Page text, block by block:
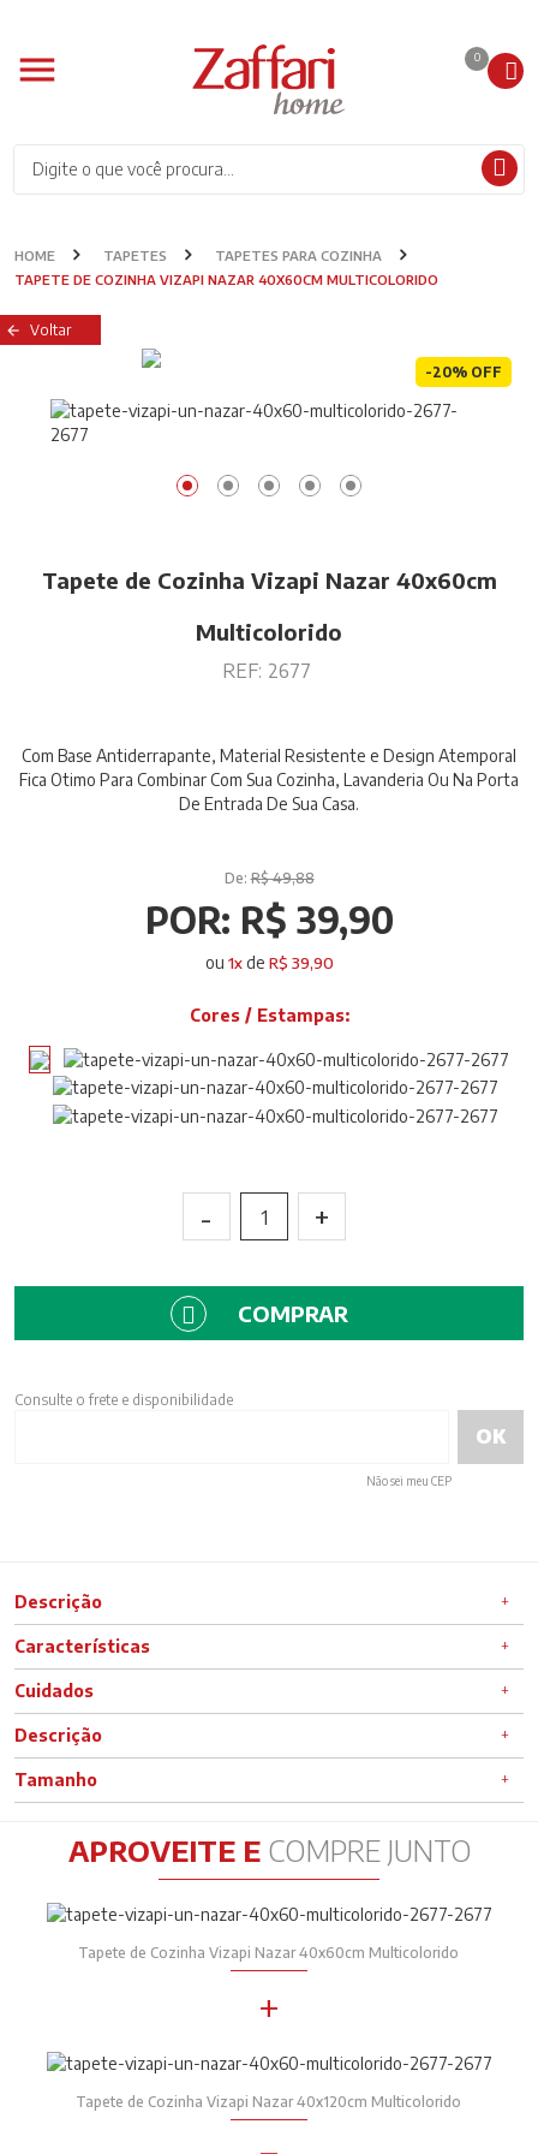
0
HOME TAPETES
TAPETES PARA COZINHA
TAPETE DE COZINHA VIZAPI NAZAR 40X60CM MULTICOLORIDO
Voltar
-20% OFF
Tapete de Cozinha Vizapi Nazar 40x60cm
Multicolorido
REF: 2677
Com Base Antiderrapante, Material Resistente e Design Atemporal
Fica Otimo Para Combinar Com Sua Cozinha, Lavanderia Ou Na Porta
De Entrada De Sua Casa.
De:R$ 49,88
POR: R$ 39,90
ou 1xde R$ 39,90
Cores / Estampas:
- 1 +
COMPRAR
Consulte o frete e disponibilidade
Não sei meu CEP
Descrição
Características
Cuidados
Descrição
Tamanho
APROVEITE ECOMPRE JUNTO
Tapete de Cozinha Vizapi Nazar 40x60cm Multicolorido
+
Tapete de Cozinha Vizapi Nazar 40x120cm Multicolorido